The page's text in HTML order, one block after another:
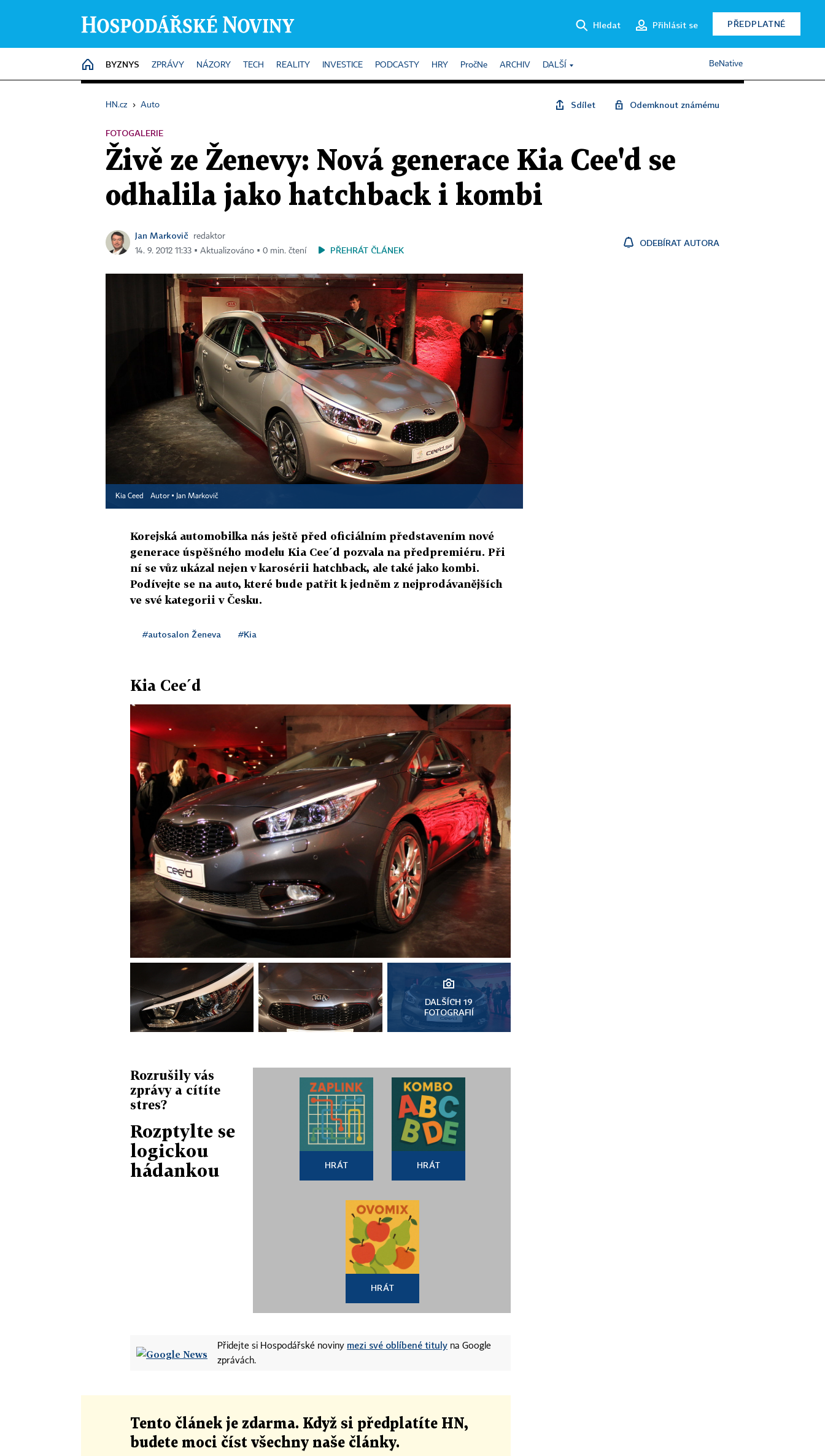
Hledat Přihlásit se PŘEDPLATNÉ
HOME
BYZNYS ZPRÁVY NÁZORY TECH REALITY INVESTICE PODCASTY HRY PročNe ARCHIV DALŠÍ BeNative
HN.cz › Auto Sdílet Odemknout známému
FOTOGALERIE
Živě ze Ženevy: Nová generace Kia Cee'd se
odhalila jako hatchback i kombi
Jan Markovič
redaktor
14. 9. 2012 11:33 ▪ Aktualizováno ▪ 0 min. čtení
PŘEHRÁT ČLÁNEK
ODEBÍRAT AUTORA
Kia Ceed Autor ▪ Jan Markovič
Korejská automobilka nás ještě před oficiálním představením nové
generace úspěšného modelu Kia Cee´d pozvala na předpremiéru. Při
ní se vůz ukázal nejen v karosérii hatchback, ale také jako kombi.
Podívejte se na auto, které bude patřit k jedněm z nejprodávanějších
ve své kategorii v Česku.
#autosalon Ženeva #Kia
Kia Cee´d
DALŠÍCH 19
FOTOGRAFIÍ
Rozrušily vás
zprávy a cítíte
stres?
Rozptylte se
logickou
hádankou
HRÁT HRÁT
HRÁT
Přidejte si Hospodářské noviny mezi své oblíbené tituly na Google
zprávách.
Tento článek je zdarma. Když si předplatíte HN,
budete moci číst všechny naše články.